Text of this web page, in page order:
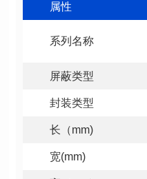
属性
系列名称
屏蔽类型
封装类型
长（mm)
宽(mm)